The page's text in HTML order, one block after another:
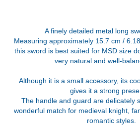
A finely detailed metal long
Measuring approximately 15.7 cm /
this sword is best suited for MSD size
very natural and well-
Although it is a small accessory, its
gives it a strong
The handle and guard are delicately
wonderful match for medieval knight,
romantic styles.